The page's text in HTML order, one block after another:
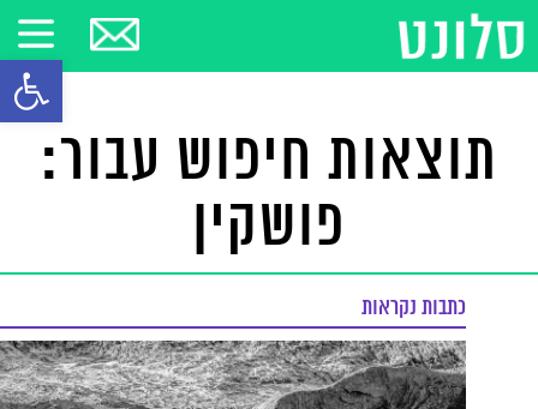
פתח
תוצאות חיפוש עבור:
פושקין
כתבות נקראות